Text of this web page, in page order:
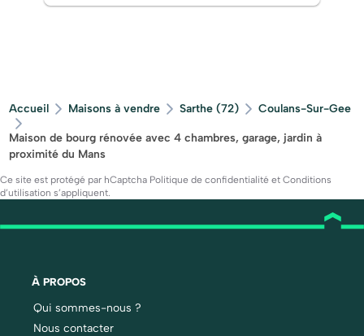
Accueil Maisons à vendre Sarthe (72) Coulans-Sur-Gee
Maison de bourg rénovée avec 4 chambres, garage, jardin à
proximité du Mans
Ce site est protégé par hCaptcha Politique de confidentialité et Conditions
d’utilisation s’appliquent.
À PROPOS
Qui sommes-nous ?
Nous contacter